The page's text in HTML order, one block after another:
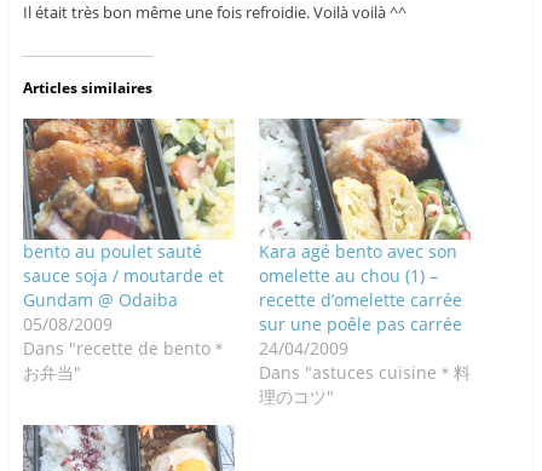
Il était très bon même une fois refroidie. Voilà voilà ^^
Articles similaires
bento au poulet sauté
sauce soja / moutarde et
Gundam @ Odaiba
05/08/2009
Dans "recette de bento＊
お弁当"
Kara agé bento avec son
omelette au chou (1) –
recette d’omelette carrée
sur une poêle pas carrée
24/04/2009
Dans "astuces cuisine＊料
理のコツ"